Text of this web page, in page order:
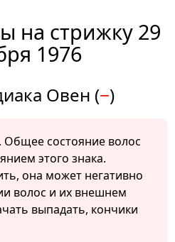
на стрижку 29
1976
Овен (−)
. Общее состояние волос
этого знака.
она может негативно
волос и их внешнем
выпадать, кончики